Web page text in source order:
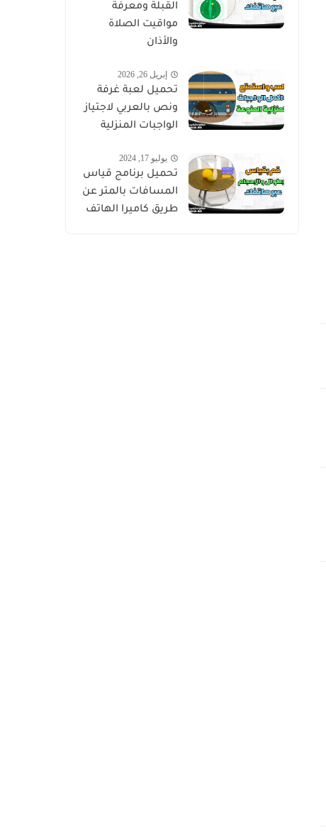
القبلة ومعرفة
مواقيت الصلاة
والأذان
إبريل 26, 2026
تحميل لعبة غرفة
ونص بالعربي لاجتياز
الواجبات المنزلية
يوليو 17, 2024
تحميل برنامج قياس
المسافات بالمتر عن
طريق كاميرا الهاتف